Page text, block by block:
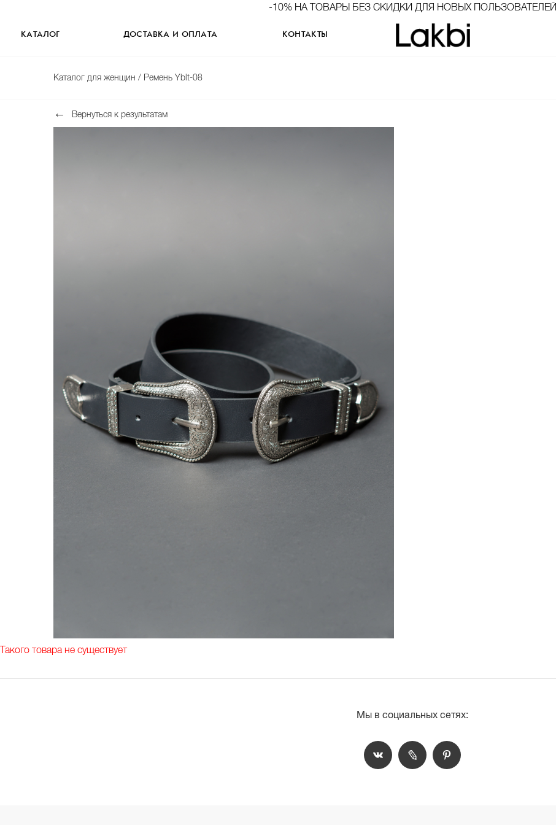
-10% НА ТОВАРЫ БЕЗ СКИДКИ ДЛЯ НОВЫХ ПОЛЬЗОВАТЕЛЕЙ
КАТАЛОГ ДОСТАВКА И ОПЛАТА КОНТАКТЫ
Каталог для женщин / Ремень Yblt-08
Вернуться к результатам
Такого товара не существует
Мы в социальных сетях: